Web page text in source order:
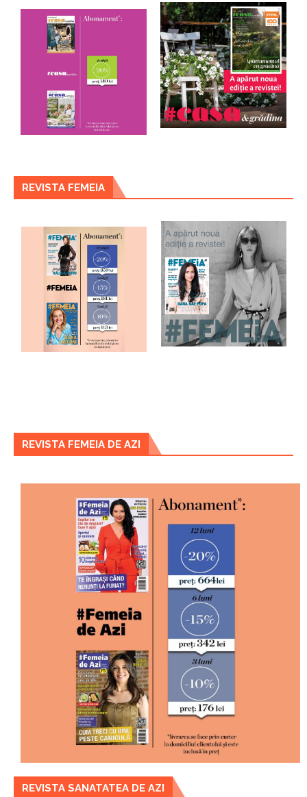
REVISTA FEMEIA
REVISTA FEMEIA DE AZI
REVISTA SANATATEA DE AZI